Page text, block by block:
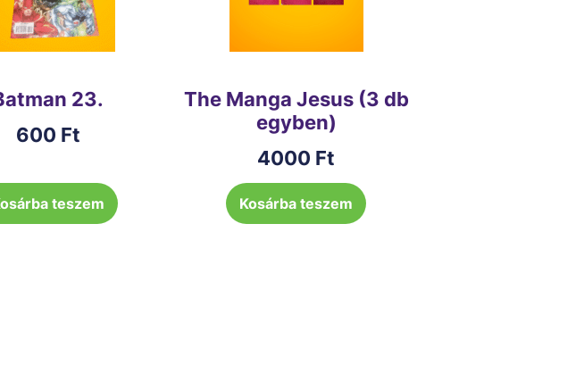
23.
600 Ft
teszem
The Manga Jesus (3 db
egyben)
4000 Ft
Kosárba teszem